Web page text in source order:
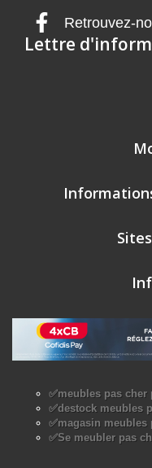
Retrouvez-
Lettre
✅Se meubler pas
✅magasin meubles
✅destock meubles
✅meubles pas